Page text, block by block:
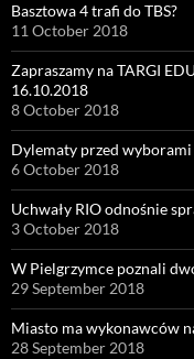
Basztowa 4 trafi do TBS?
11 October 2018
Zapraszamy na TARGI
16.10.2018
8 October 2018
Dylematy przed wyborami
6 October 2018
Uchwały RIO odnośnie
3 October 2018
W Pielgrzymce poznali
29 September 2018
Miasto ma wykonawców
28 September 2018